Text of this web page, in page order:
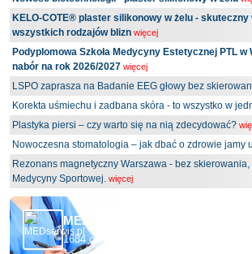
KELO-COTE® plaster silikonowy w żelu - skuteczny
wszystkich rodzajów blizn więcej
Podyplomowa Szkoła Medycyny Estetycznej PTL w
nabór na rok 2026/2027 więcej
LSPO zaprasza na Badanie EEG głowy bez
Korekta uśmiechu i zadbana skóra - to wszystko w
Plastyka piersi – czy warto się na nią zdecydować?
Nowoczesna stomatologia – jak dbać o zdrowie jamy
Rezonans magnetyczny Warszawa - bez
Medycyny Sportowej. więcej
MEDserwis.pl - Ogólnopolski
1684 obserwujących